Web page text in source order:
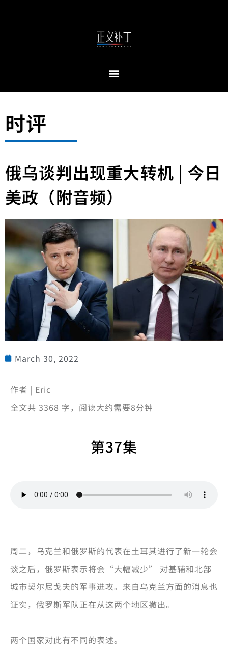
时评
俄乌谈判出现重大转机 | 今日
美政（附音频）
March 30, 2022
作者 | Eric
全文共 3368 字，阅读大约需要8分钟
第37集
周二，乌克兰和俄罗斯的代表在土耳其进行了新一轮会
谈之后，俄罗斯表示将会“大幅减少” 对基辅和北部
城市契尔尼戈夫的军事进攻。来自乌克兰方面的消息也
证实，俄罗斯军队正在从这两个地区撤出。
两个国家对此有不同的表述。